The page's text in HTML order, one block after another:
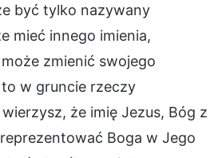
być tylko nazywany
mieć innego imienia,
zmienić swojego
w gruncie rzeczy
że imię Jezus, Bóg z
Boga w Jego